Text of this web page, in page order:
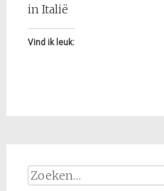
in Italië
Vind ik leuk:
Zoeken